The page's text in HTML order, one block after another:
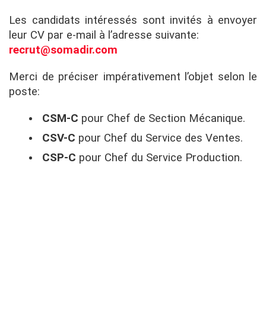
Les candidats intéressés sont invités à envoyer
leur CV par e-mail à l’adresse suivante:
recrut@somadir.com
Merci de préciser impérativement l’objet selon le
poste:
CSM-C pour Chef de Section Mécanique.
CSV-C pour Chef du Service des Ventes.
CSP-C pour Chef du Service Production.